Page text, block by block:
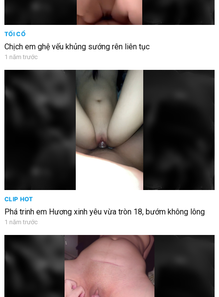
TỐI CỔ
Chịch em ghệ vếu khủng sướng rên liên tục
1 năm trước
CLIP HOT
Phá trinh em Hương xinh yêu vừa tròn 18, bướm không lông
1 năm trước